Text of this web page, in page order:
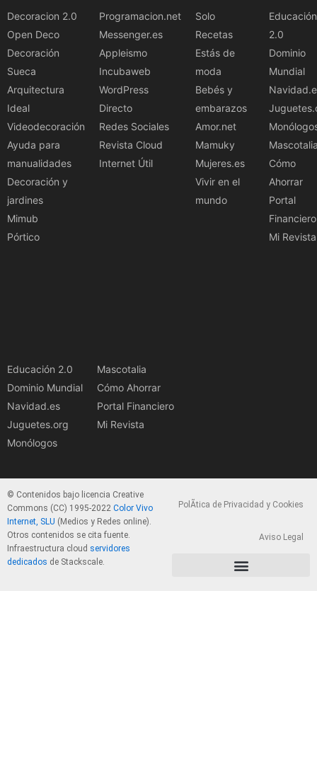
Decoracion 2.0
Open Deco
Decoración
Sueca
Arquitectura
Ideal
Videodecoración
Ayuda para
manualidades
Decoración y
jardines
Mimub
Pórtico
Programacion.net
Messenger.es
Appleismo
Incubaweb
WordPress
Directo
Redes Sociales
Revista Cloud
Internet Útil
Solo
Recetas
Estás de
moda
Bebés y
embarazos
Amor.net
Mamuky
Mujeres.es
Vivir en el
mundo
Educación
2.0
Dominio
Mundial
Cómo
Ahorrar
Portal
Financiero
Mi Revista
Educación 2.0
Dominio Mundial
Navidad.es
Juguetes.org
Monólogos
Mascotalia
Cómo Ahorrar
Portal Financiero
Mi Revista
© Contenidos bajo licencia Creative
Commons (CC) 1995-2022 Color Vivo
Internet, SLU (Medios y Redes online).
Otros contenidos se cita fuente.
Infraestructura cloud servidores
dedicados de Stackscale.
PolÃ­tica de Privacidad y Cookies
Aviso Legal